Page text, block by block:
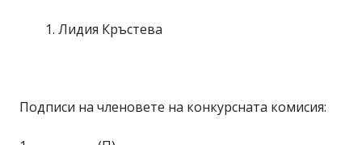
Лидия Кръстева
Подписи на членовете на конкурсната комисия: